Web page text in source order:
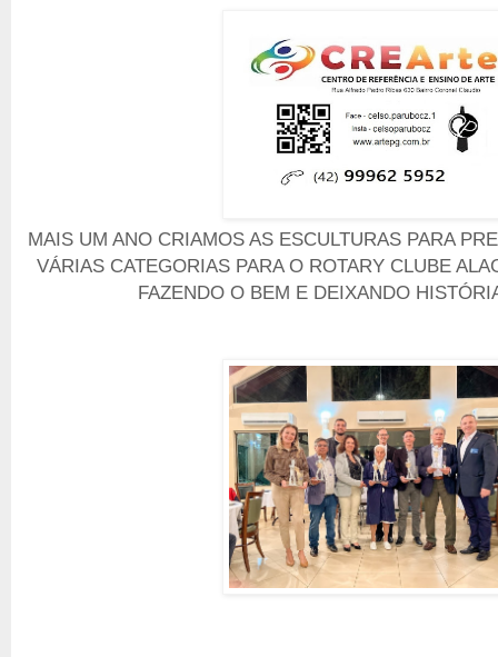
MAIS UM ANO CRIAMOS AS ESCULTURAS PARA
VÁRIAS CATEGORIAS PARA O ROTARY CLUBE
FAZENDO O BEM E DEIXANDO